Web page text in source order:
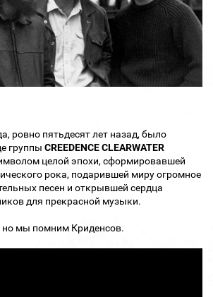
ровно пятьдесят лет назад, было
группы CREEDENCE CLEARWATER
целой эпохи, сформировавшей
рока, подарившей миру огромное
песен и открывшей сердца
для прекрасной музыки.
но мы помним Криденсов.